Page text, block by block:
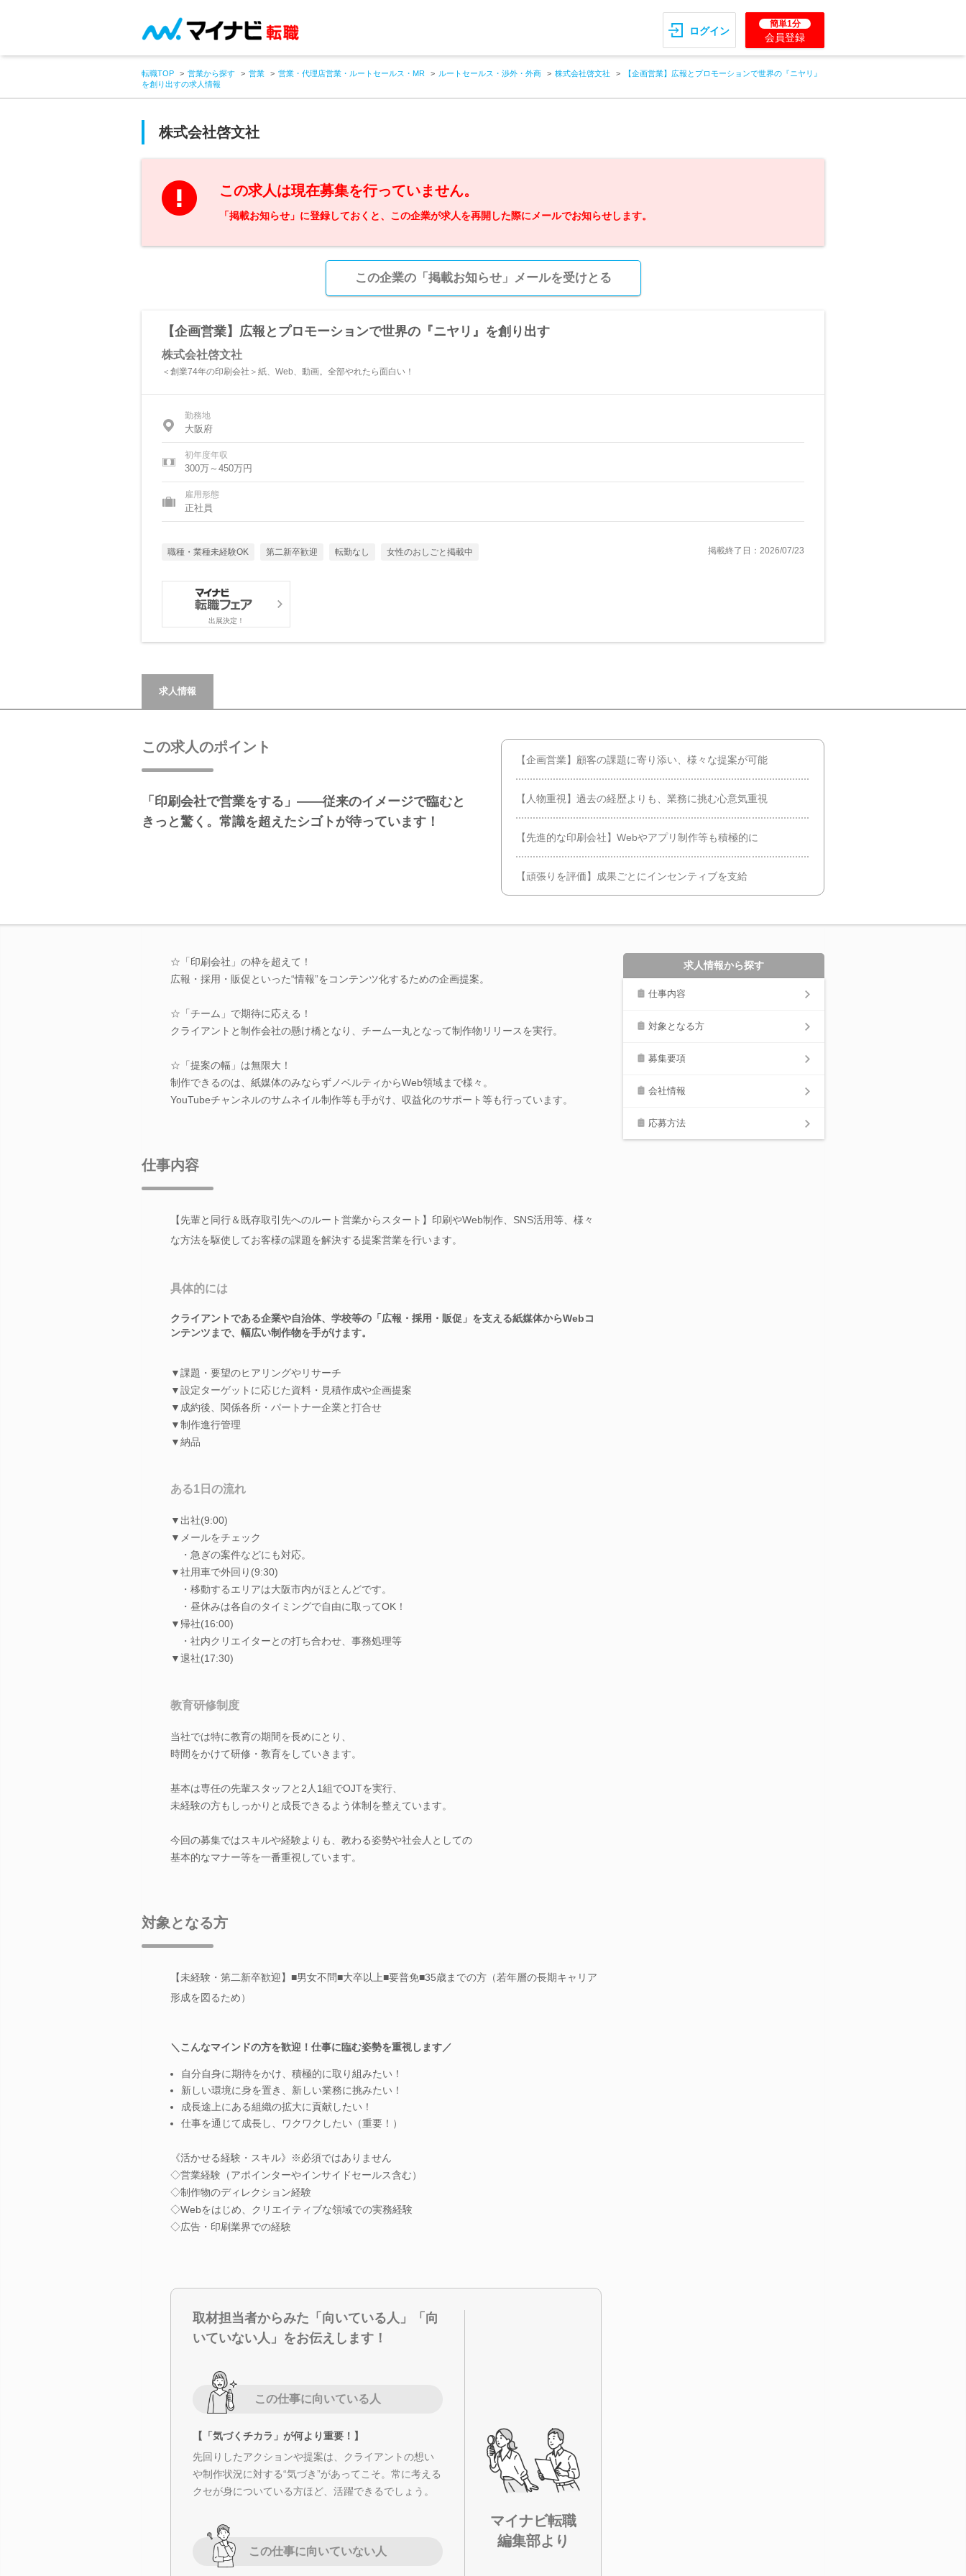
ログイン
簡単1分
会員登録
転職TOP 営業から探す 営業 営業・代理店営業・ルートセールス・MR ルートセールス・渉外・外商 株式会社啓文社
【企画営業】広報とプロモーションで世界の『ニヤリ』
を創り出すの求人情報
株式会社啓文社
この求人は現在募集を行っていません。
「掲載お知らせ」に登録しておくと、この企業が求人を再開した際にメールでお知らせします。
この企業の「掲載お知らせ」メールを受けとる
【企画営業】広報とプロモーションで世界の『ニヤリ』を創り出す
株式会社啓文社
＜創業74年の印刷会社＞紙、Web、動画。全部やれたら面白い！
勤務地
大阪府
初年度年収
300万～450万円
雇用形態
正社員
職種・業種未経験OK 第二新卒歓迎 転勤なし 女性のおしごと掲載中 掲載終了日：2026/07/23
出展決定！
求人情報
この求人のポイント
「印刷会社で営業をする」――従来のイメージで臨むと
きっと驚く。常識を超えたシゴトが待っています！
【企画営業】顧客の課題に寄り添い、様々な提案が可能
【人物重視】過去の経歴よりも、業務に挑む心意気重視
【先進的な印刷会社】Webやアプリ制作等も積極的に
【頑張りを評価】成果ごとにインセンティブを支給
☆「印刷会社」の枠を超えて！
広報・採用・販促といった“情報”をコンテンツ化するための企画提案。
☆「チーム」で期待に応える！
クライアントと制作会社の懸け橋となり、チーム一丸となって制作物リリースを実行。
☆「提案の幅」は無限大！
制作できるのは、紙媒体のみならずノベルティからWeb領域まで様々。
YouTubeチャンネルのサムネイル制作等も手がけ、収益化のサポート等も行っています。
仕事内容
【先輩と同行＆既存取引先へのルート営業からスタート】印刷やWeb制作、SNS活用等、様々
な方法を駆使してお客様の課題を解決する提案営業を行います。
具体的には
クライアントである企業や自治体、学校等の「広報・採用・販促」を支える紙媒体からWebコ
ンテンツまで、幅広い制作物を手がけます。
▼課題・要望のヒアリングやリサーチ
▼設定ターゲットに応じた資料・見積作成や企画提案
▼成約後、関係各所・パートナー企業と打合せ
▼制作進行管理
▼納品
ある1日の流れ
▼出社(9:00)
▼メールをチェック
・急ぎの案件などにも対応。
▼社用車で外回り(9:30)
・移動するエリアは大阪市内がほとんどです。
・昼休みは各自のタイミングで自由に取ってOK！
▼帰社(16:00)
・社内クリエイターとの打ち合わせ、事務処理等
▼退社(17:30)
教育研修制度
当社では特に教育の期間を長めにとり、
時間をかけて研修・教育をしていきます。
基本は専任の先輩スタッフと2人1組でOJTを実行、
未経験の方もしっかりと成長できるよう体制を整えています。
今回の募集ではスキルや経験よりも、教わる姿勢や社会人としての
基本的なマナー等を一番重視しています。
対象となる方
【未経験・第二新卒歓迎】■男女不問■大卒以上■要普免■35歳までの方（若年層の長期キャリア
形成を図るため）
＼こんなマインドの方を歓迎！仕事に臨む姿勢を重視します／
自分自身に期待をかけ、積極的に取り組みたい！
新しい環境に身を置き、新しい業務に挑みたい！
成長途上にある組織の拡大に貢献したい！
仕事を通じて成長し、ワクワクしたい（重要！）
《活かせる経験・スキル》※必須ではありません
◇営業経験（アポインターやインサイドセールス含む）
◇制作物のディレクション経験
◇Webをはじめ、クリエイティブな領域での実務経験
◇広告・印刷業界での経験
取材担当者からみた「向いている人」「向
いていない人」をお伝えします！
この仕事に向いている人
【「気づくチカラ」が何より重要！】
先回りしたアクションや提案は、クライアントの想い
や制作状況に対する“気づき”があってこそ。常に考える
クセが身についている方ほど、活躍できるでしょう。
この仕事に向いていない人
マイナビ転職
編集部より
求人情報から探す
仕事内容
対象となる方
募集要項
会社情報
応募方法